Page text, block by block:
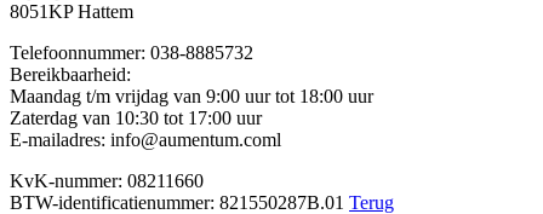
8051KP Hattem
Telefoonnummer: 038-8885732
Bereikbaarheid:
Maandag t/m vrijdag van 9:00 uur tot 18:00 uur
Zaterdag van 10:30 tot 17:00 uur
E-mailadres: info@aumentum.coml
KvK-nummer: 08211660
BTW-identificatienummer: 821550287B.01 Terug